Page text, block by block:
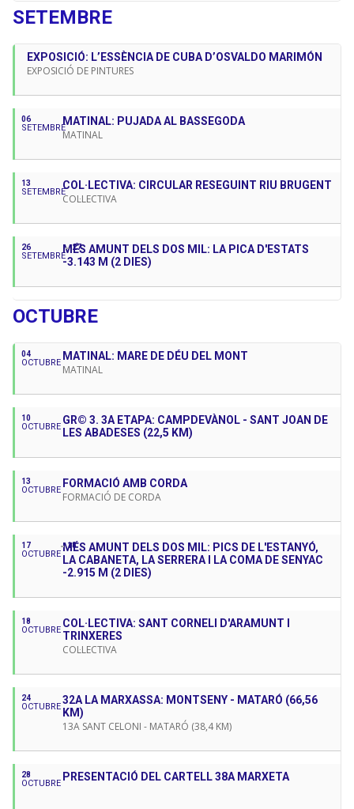
SETEMBRE
EXPOSICIÓ: L’ESSÈNCIA DE CUBA D’OSVALDO MARIMÓN
EXPOSICIÓ DE PINTURES
06
SETEMBRE
MATINAL: PUJADA AL BASSEGODA
MATINAL
13
SETEMBRE
COL·LECTIVA: CIRCULAR RESEGUINT RIU BRUGENT
COL·LECTIVA
26
SETEMBRE
27
MÉS AMUNT DELS DOS MIL: LA PICA D'ESTATS
-3.143 M (2 DIES)
OCTUBRE
04
OCTUBRE
MATINAL: MARE DE DÉU DEL MONT
MATINAL
10
OCTUBRE
GR© 3. 3A ETAPA: CAMPDEVÀNOL - SANT JOAN DE
LES ABADESES (22,5 KM)
13
OCTUBRE
FORMACIÓ AMB CORDA
FORMACIÓ DE CORDA
17
OCTUBRE
18
MÉS AMUNT DELS DOS MIL: PICS DE L'ESTANYÓ,
LA CABANETA, LA SERRERA I LA COMA DE SENYAC
-2.915 M (2 DIES)
18
OCTUBRE
COL·LECTIVA: SANT CORNELI D'ARAMUNT I
TRINXERES
COL·LECTIVA
24
OCTUBRE
32A LA MARXASSA: MONTSENY - MATARÓ (66,56
KM)
13A SANT CELONI - MATARÓ (38,4 KM)
28
OCTUBRE
PRESENTACIÓ DEL CARTELL 38A MARXETA